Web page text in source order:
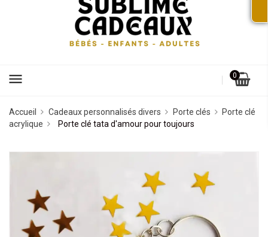
menu 0
Accueil Cadeaux personnalisés divers Porte clés
Porte clé
acrylique
Porte clé tata d'amour pour toujours